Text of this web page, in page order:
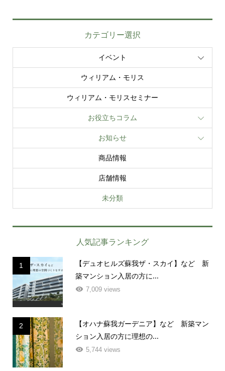
カテゴリー選択
イベント
ウィリアム・モリス
ウィリアム・モリスセミナー
お役立ちコラム
お知らせ
商品情報
店舗情報
未分類
人気記事ランキング
1
【デュオヒルズ蘇我ザ・スカイ】など 新
築マンション入居の方に...
7,009 views
2
【オハナ蘇我ガーデニア】など 新築マン
ション入居の方に理想の...
5,744 views